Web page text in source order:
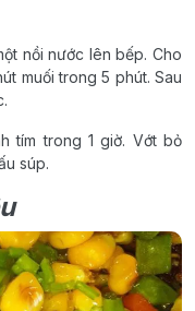
nồi nước lên bếp. Cho
muối trong 5 phút. Sau
tím trong 1 giờ. Vớt bỏ
súp.